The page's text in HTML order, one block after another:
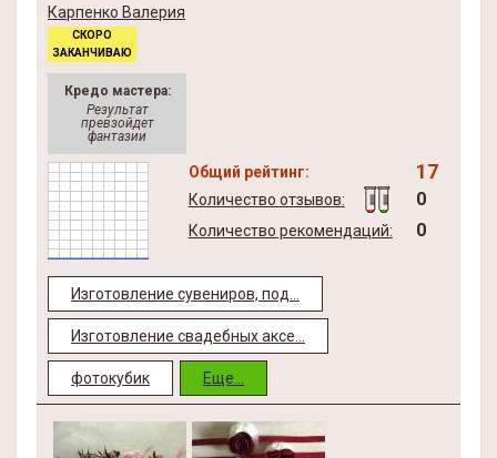
Карпенко Валерия
СКОРО
ЗАКАНЧИВАЮ
Кредо мастера:
Результат
превзойдет
фантазии
Общий рейтинг: 17
Количество отзывов: 0
Количество рекомендаций: 0
Изготовление сувениров, под...
Изготовление свадебных аксе...
фотокубик Еще...